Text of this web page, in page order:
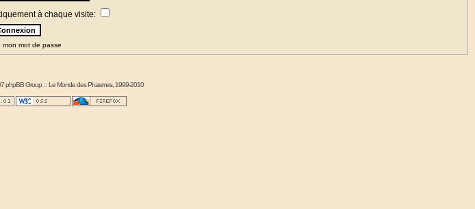
à chaque visite:
mon mot de passe
phpBB Group : :Le Monde des Phasmes, 1999-2010